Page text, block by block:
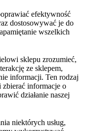
efektywność
dostosowywać je do
wszelkich
sklepu zrozumieć,
ze sklepem,
informacji. Ten rodzaj
informacje o
działanie naszej
niektórych usług,